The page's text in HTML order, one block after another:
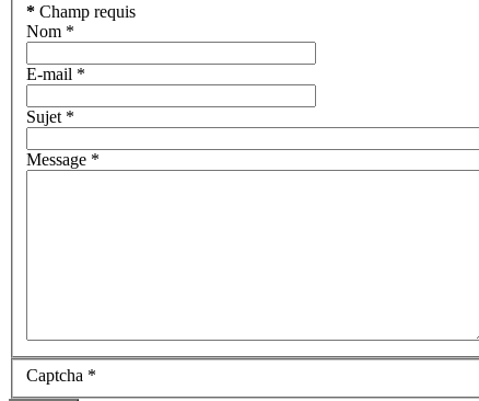
* Champ requis
Nom *
E-mail *
Sujet *
Message *
Captcha *